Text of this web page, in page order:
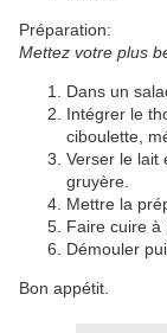
Préparation:
Mettez votre plus
Dans un
Intégrer le
ciboulette,
Verser le lait
gruyère.
Mettre la
Faire cuire à
Démouler
Bon appétit.